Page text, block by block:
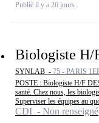
Publié il y a 26 jours
Biologiste H/
SYNLAB - 75 - PARIS
POSTE : Biologiste H/F
santé. Chez nous, les
Superviser les équipes au
CDI - Non renseigné